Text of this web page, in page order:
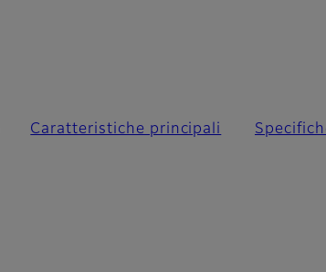
Caratteristiche principali